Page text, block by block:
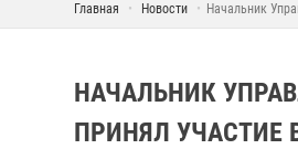
Главная Новости Начальник
НАЧАЛЬНИК
ПРИНЯЛ УЧАСТИЕ